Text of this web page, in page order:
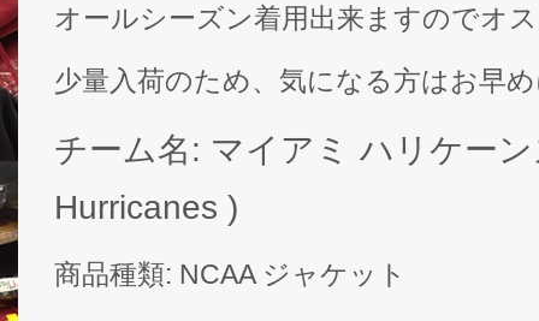
オールシーズン着用出来ますのでオ
少量入荷のため、気になる方はお早
チーム名: マイアミ ハリケー
Hurricanes )
商品種類: NCAA ジャケット